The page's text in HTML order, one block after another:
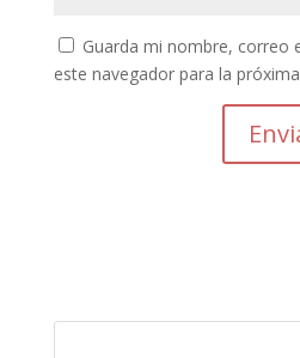
Guarda mi nombre, correo
este navegador para la